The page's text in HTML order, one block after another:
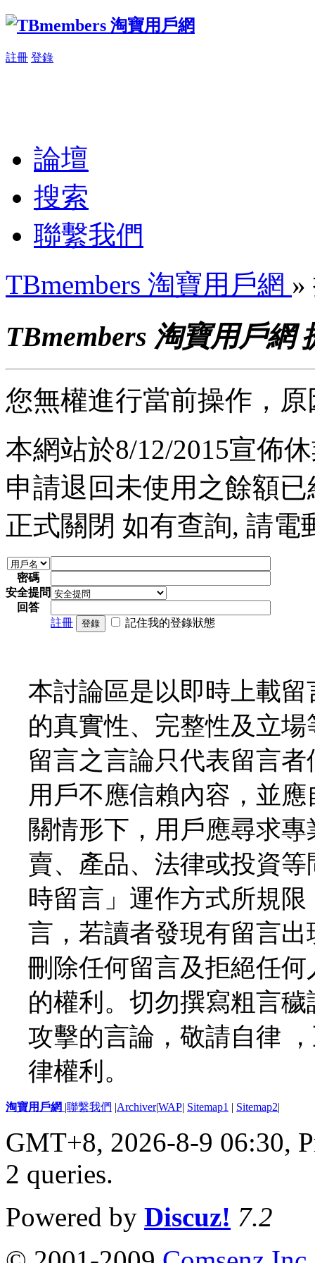
註冊 登錄
論壇
搜索
聯繫我們
TBmembers 淘寶用戶網 »
TBmembers 淘寶用戶網
您無權進行當前操作，
本網站於8/12/2015宣佈
申請退回未使用之餘額
正式關閉 如有查詢, 請電
密碼
安全提問
回答
註冊
登錄 記住我的登錄狀態
本討論區是以即時上載
的真實性、完整性及立
留言之言論只代表留言
用戶不應信賴內容，並
關情形下，用戶應尋求
賣、產品、法律或投資
時留言」運作方式所規
言，若讀者發現有留言
刪除任何留言及拒絕任
的權利。切勿撰寫粗言
攻擊的言論，敬請自律
律權利。
淘寶用戶網 |聯繫我們 |Archiver|WAP| Sitemap1 | Sitemap2|
GMT+8, 2026-8-9 06:30,
2 queries.
Powered by Discuz! 7.2